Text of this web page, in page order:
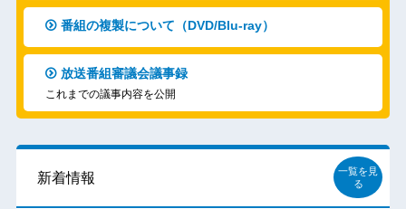
番組の複製について（DVD/Blu-ray）
放送番組審議会議事録
これまでの議事内容を公開
新着情報
一覧を見
る